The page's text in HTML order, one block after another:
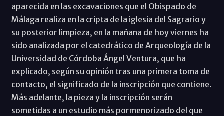
aparecida en las excavaciones que el Obispado de
Málaga realiza en la cripta de la iglesia del Sagrario y
su posterior limpieza, en la mañana de hoy viernes ha
sido analizada por el catedrático de Arqueología de la
Universidad de Córdoba Ángel Ventura, que ha
explicado, según su opinión tras una primera toma de
contacto, el significado de la inscripción que contiene.
Más adelante, la pieza y la inscripción serán
sometidas a un estudio más pormenorizado del que